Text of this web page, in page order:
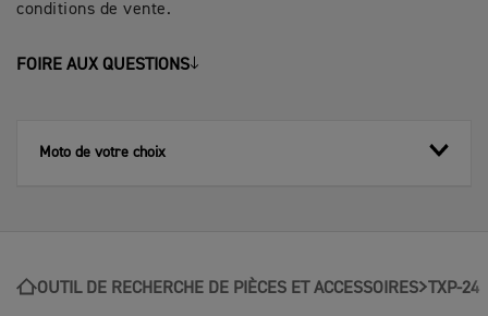
conditions de vente.
FOIRE AUX QUESTIONS
Moto de votre choix
OUTIL DE RECHERCHE DE PIÈCES ET ACCESSOIRES TXP-24